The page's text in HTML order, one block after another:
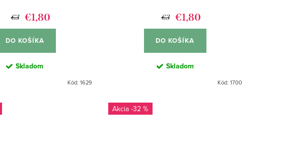
€3 €1,80
DO KOŠÍKA
Skladom
Kód: 1629
€3 €1,80
DO KOŠÍKA
Skladom
Kód: 1700
-32 %